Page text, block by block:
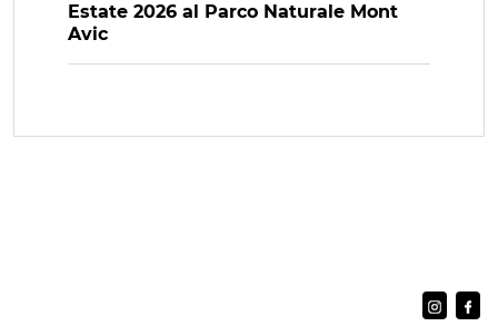
Estate 2026 al Parco Naturale Mont
Avic